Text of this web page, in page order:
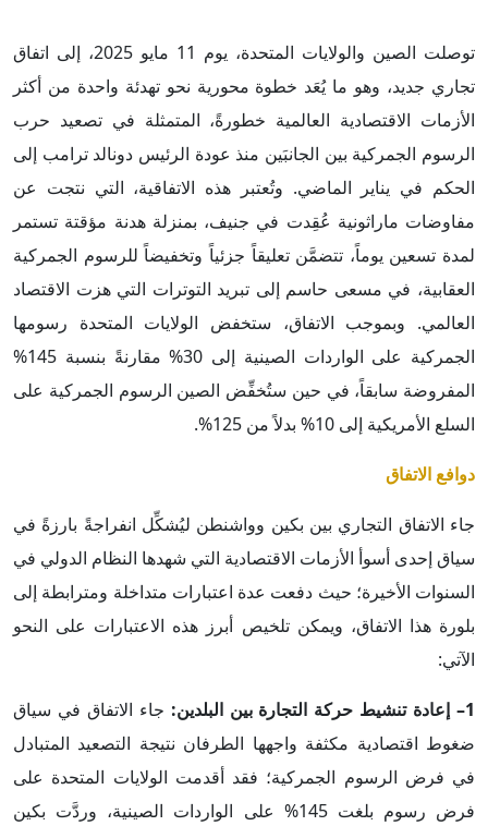
توصلت الصين والولايات المتحدة، يوم 11 مايو 2025، إلى اتفاق
تجاري جديد، وهو ما يُعَد خطوة محورية نحو تهدئة واحدة من أكثر
الأزمات الاقتصادية العالمية خطورةً، المتمثلة في تصعيد حرب
الرسوم الجمركية بين الجانبَين منذ عودة الرئيس دونالد ترامب إلى
الحكم في يناير الماضي. وتُعتبر هذه الاتفاقية، التي نتجت عن
مفاوضات ماراثونية عُقِدت في جنيف، بمنزلة هدنة مؤقتة تستمر
لمدة تسعين يوماً، تتضمَّن تعليقاً جزئياً وتخفيضاً للرسوم الجمركية
العقابية، في مسعى حاسم إلى تبريد التوترات التي هزت الاقتصاد
العالمي. وبموجب الاتفاق، ستخفض الولايات المتحدة رسومها
الجمركية على الواردات الصينية إلى 30% مقارنةً بنسبة 145%
المفروضة سابقاً، في حين ستُخفِّض الصين الرسوم الجمركية على
السلع الأمريكية إلى 10% بدلاً من 125%.
دوافع الاتفاق
جاء الاتفاق التجاري بين بكين وواشنطن ليُشكِّل انفراجةً بارزةً في
سياق إحدى أسوأ الأزمات الاقتصادية التي شهدها النظام الدولي في
السنوات الأخيرة؛ حيث دفعت عدة اعتبارات متداخلة ومترابطة إلى
بلورة هذا الاتفاق، ويمكن تلخيص أبرز هذه الاعتبارات على النحو
الآتي:
1– إعادة تنشيط حركة التجارة بين البلدين:
جاء الاتفاق في سياق
ضغوط اقتصادية مكثفة واجهها الطرفان نتيجة التصعيد المتبادل
في فرض الرسوم الجمركية؛ فقد أقدمت الولايات المتحدة على
فرض رسوم بلغت 145% على الواردات الصينية، وردَّت بكين